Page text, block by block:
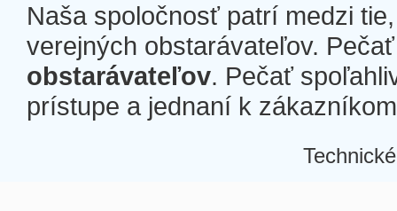
Naša spoločnosť patrí medzi
verejných obstarávateľov.
obstarávateľov. Pečať
prístupe a jednaní k